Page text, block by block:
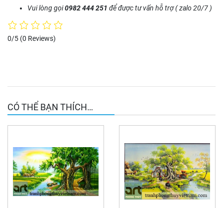
Vui lòng gọi0982 444 251 để được tư vấn hỗ trợ ( zalo 20/7 )
0/5 (0 Reviews)
CÓ THỂ BẠN THÍCH…